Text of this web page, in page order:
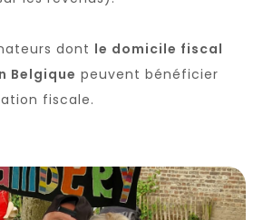
dont le domicile fiscal
Belgique peuvent bénéficier
fiscale.